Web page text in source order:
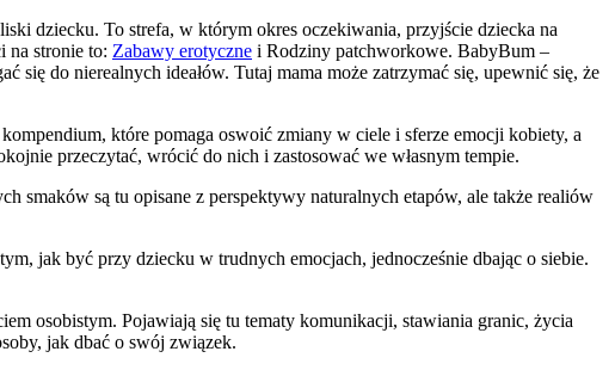
dziecku. To strefa, w którym okres oczekiwania, przyjście dziecka na
na stronie to: Zabawy erotyczne i Rodziny patchworkowe. BabyBum –
się do nierealnych ideałów. Tutaj mama może zatrzymać się, upewnić się, że
które pomaga oswoić zmiany w ciele i sferze emocji kobiety, a
przeczytać, wrócić do nich i zastosować we własnym tempie.
smaków są tu opisane z perspektywy naturalnych etapów, ale także realiów
jak być przy dziecku w trudnych emocjach, jednocześnie dbając o siebie.
osobistym. Pojawiają się tu tematy komunikacji, stawiania granic, życia
jak dbać o swój związek.